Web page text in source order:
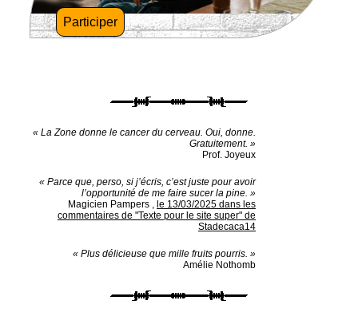
Participer
« La Zone donne le cancer du cerveau. Oui, donne.
Gratuitement. »
Prof. Joyeux
« Parce que, perso, si j’écris, c’est juste pour avoir
l’opportunité de me faire sucer la pine. »
Magicien Pampers , le 13/03/2025 dans les
commentaires de "Texte pour le site super" de
Stadecaca14
« Plus délicieuse que mille fruits pourris. »
Amélie Nothomb